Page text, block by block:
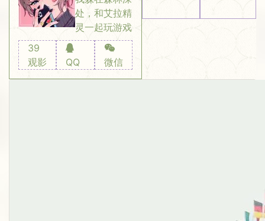
处，和艾拉精
灵一起玩游戏
39
观影
QQ 微信